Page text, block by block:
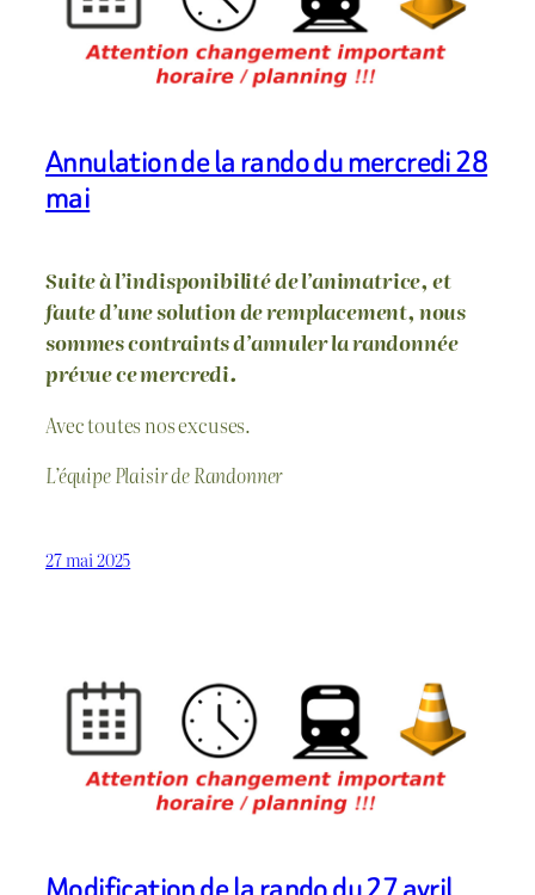
Annulation de la rando du mercredi 28
mai
Suite à l’indisponibilité de l’animatrice, et
faute d’une solution de remplacement, nous
sommes contraints d’annuler la randonnée
prévue ce mercredi.
Avec toutes nos excuses.
L’équipe Plaisir de Randonner
27 mai 2025